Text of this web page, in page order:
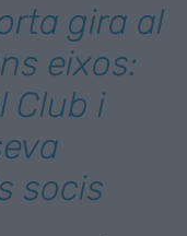
gira al
eixos:
Club i
socis